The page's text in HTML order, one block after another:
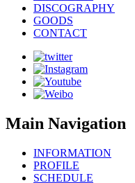
DISCOGRAPHY
GOODS
CONTACT
Main Navigation
INFORMATION
PROFILE
SCHEDULE